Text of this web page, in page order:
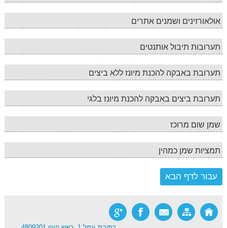
אולאורזינים ושמנים אתרים
תערובות תיבול אותנטים
תערובת באבקה להכנת מיונז ללא ביצים
תערובת ביצים באבקה להכנת מיונז בלגי
שמן שום מרוכז
תמציות שמן כמהין